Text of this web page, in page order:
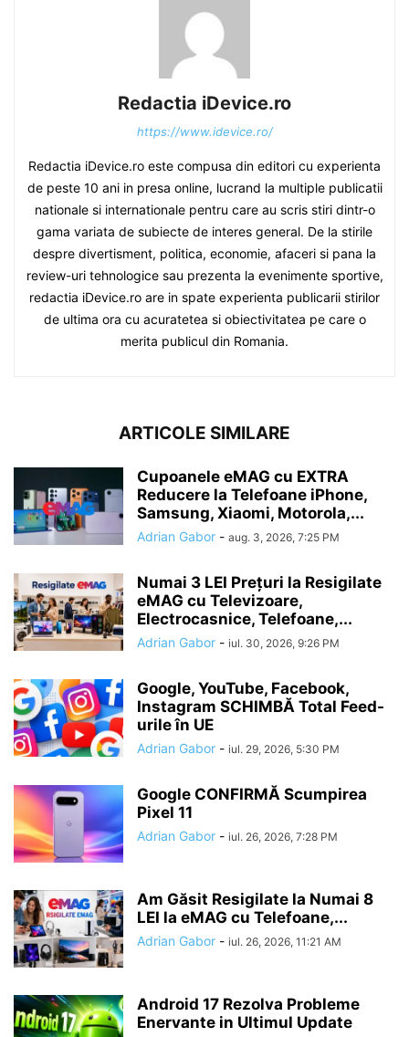
Redactia iDevice.ro
https://www.idevice.ro/
Redactia iDevice.ro este compusa din editori cu experienta
de peste 10 ani in presa online, lucrand la multiple publicatii
nationale si internationale pentru care au scris stiri dintr-o
gama variata de subiecte de interes general. De la stirile
despre divertisment, politica, economie, afaceri si pana la
review-uri tehnologice sau prezenta la evenimente sportive,
redactia iDevice.ro are in spate experienta publicarii stirilor
de ultima ora cu acuratetea si obiectivitatea pe care o
merita publicul din Romania.
ARTICOLE SIMILARE
Cupoanele eMAG cu EXTRA
Reducere la Telefoane iPhone,
Samsung, Xiaomi, Motorola,...
Adrian Gabor - aug. 3, 2026, 7:25 PM
Numai 3 LEI Prețuri la Resigilate
eMAG cu Televizoare,
Electrocasnice, Telefoane,...
Adrian Gabor - iul. 30, 2026, 9:26 PM
Google, YouTube, Facebook,
Instagram SCHIMBĂ Total Feed-
urile în UE
Adrian Gabor - iul. 29, 2026, 5:30 PM
Google CONFIRMĂ Scumpirea
Pixel 11
Adrian Gabor - iul. 26, 2026, 7:28 PM
Am Găsit Resigilate la Numai 8
LEI la eMAG cu Telefoane,...
Adrian Gabor - iul. 26, 2026, 11:21 AM
Android 17 Rezolva Probleme
Enervante in Ultimul Update